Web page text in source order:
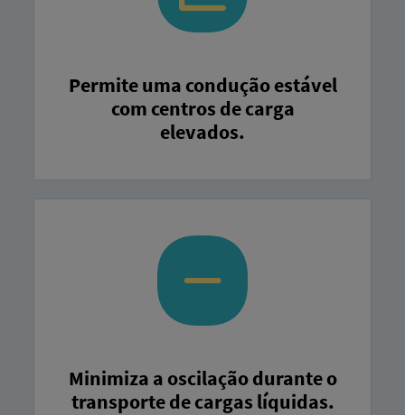
Permite uma condução estável
com centros de carga
elevados.
Minimiza a oscilação durante o
transporte de cargas líquidas.